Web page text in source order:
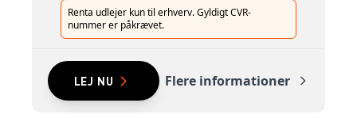
Renta udlejer kun til erhverv. Gyldigt CVR-
nummer er påkrævet.
LEJ NU Flere informationer